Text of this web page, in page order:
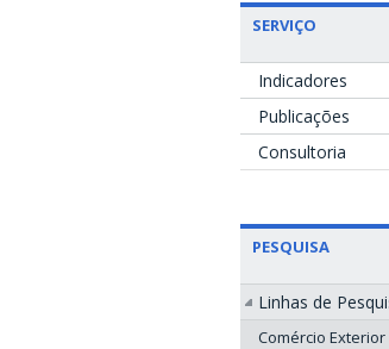
SERVIÇO
Indicadores
Publicações
Consultoria
PESQUISA
Linhas de
Comércio Exterior